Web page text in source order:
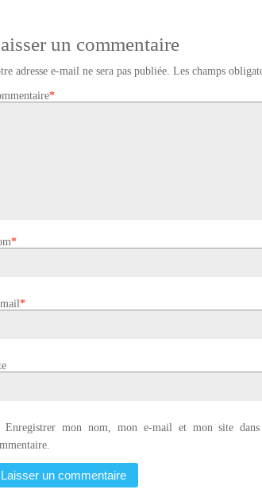
un commentaire
adresse e-mail ne sera pas publiée. Les champs
*
*
*
Enregistrer mon nom, mon e-mail et mon site